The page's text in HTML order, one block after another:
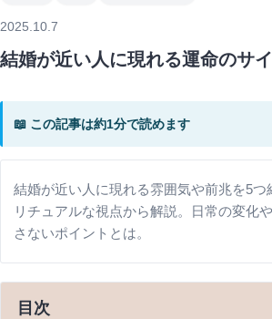
2025.10.7
結婚が近い人に現れる運命のサ
📖 この記事は約1分で読めます
結婚が近い人に現れる雰囲気や前兆を5
リチュアルな視点から解説。日常の変化
さないポイントとは。
目次